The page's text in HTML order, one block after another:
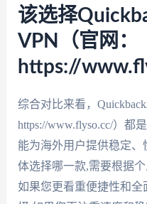
该选择
VPN（官网：
https://
综合对比来看，
https://www.flyso.cc/）都
能为海外用户提供稳定
体选择哪一款,需要根据
如果您更看重便捷性和全